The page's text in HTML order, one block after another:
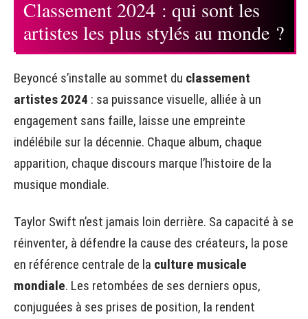
Classement 2024 : qui sont les
artistes les plus stylés au monde ?
Beyoncé s’installe au sommet du classement
artistes 2024 : sa puissance visuelle, alliée à un
engagement sans faille, laisse une empreinte
indélébile sur la décennie. Chaque album, chaque
apparition, chaque discours marque l’histoire de la
musique mondiale.
Taylor Swift n’est jamais loin derrière. Sa capacité à se
réinventer, à défendre la cause des créateurs, la pose
en référence centrale de la culture musicale
mondiale. Les retombées de ses derniers opus,
conjuguées à ses prises de position, la rendent